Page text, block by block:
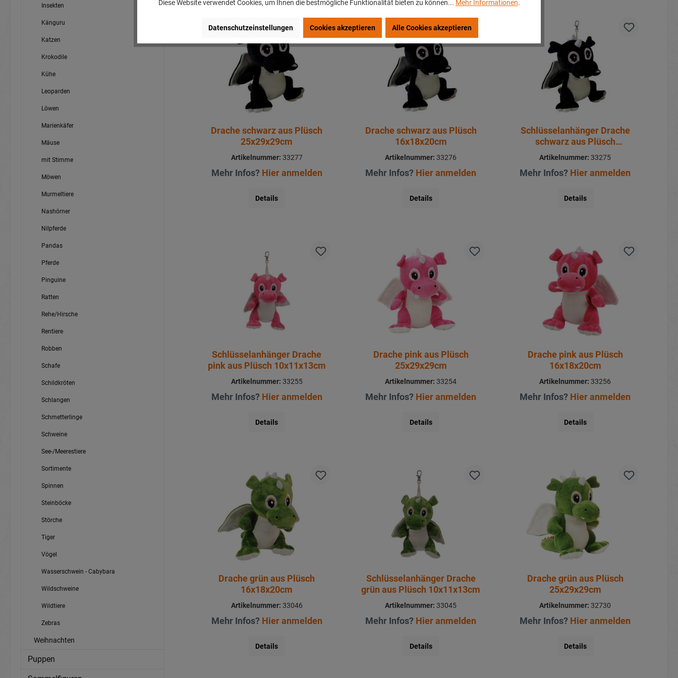
Insekten
Känguru
Katzen
Krokodile
Kühe
Leoparden
Löwen
Marienkäfer
Mäuse
mit Stimme
Möwen
Murmeltiere
Nashörner
Nilpferde
Pandas
Pferde
Pinguine
Ratten
Rehe/Hirsche
Rentiere
Robben
Schafe
Schildkröten
Schlangen
Schmetterlinge
Schweine
See-/Meerestiere
Sortimente
Spinnen
Steinböcke
Störche
Tiger
Vögel
Wasserschwein - Cabybara
Wildschweine
Wildtiere
Zebras
Weihnachten
Puppen
Drache schwarz aus Plüsch
25x29x29cm
Artikelnummer: 33277
Mehr Infos? Hier anmelden
Details
Drache schwarz aus Plüsch
16x18x20cm
Artikelnummer: 33276
Mehr Infos? Hier anmelden
Details
Schlüsselanhänger Drache
schwarz aus Plüsch
10x11x13cm
Artikelnummer: 33275
Mehr Infos? Hier anmelden
Details
Schlüsselanhänger Drache
pink aus Plüsch 10x11x13cm
Artikelnummer: 33255
Mehr Infos? Hier anmelden
Details
Drache pink aus Plüsch
25x29x29cm
Artikelnummer: 33254
Mehr Infos? Hier anmelden
Details
Drache pink aus Plüsch
16x18x20cm
Artikelnummer: 33256
Mehr Infos? Hier anmelden
Details
Drache grün aus Plüsch
16x18x20cm
Artikelnummer: 33046
Mehr Infos? Hier anmelden
Details
Schlüsselanhänger Drache
grün aus Plüsch 10x11x13cm
Artikelnummer: 33045
Mehr Infos? Hier anmelden
Details
Drache grün aus Plüsch
25x29x29cm
Artikelnummer: 32730
Mehr Infos? Hier anmelden
Details
Diese Website verwendet Cookies, um Ihnen die bestmögliche Funktionalität bieten zu können... Mehr Informationen.
Datenschutzeinstellungen Cookies akzeptieren Alle Cookies akzeptieren